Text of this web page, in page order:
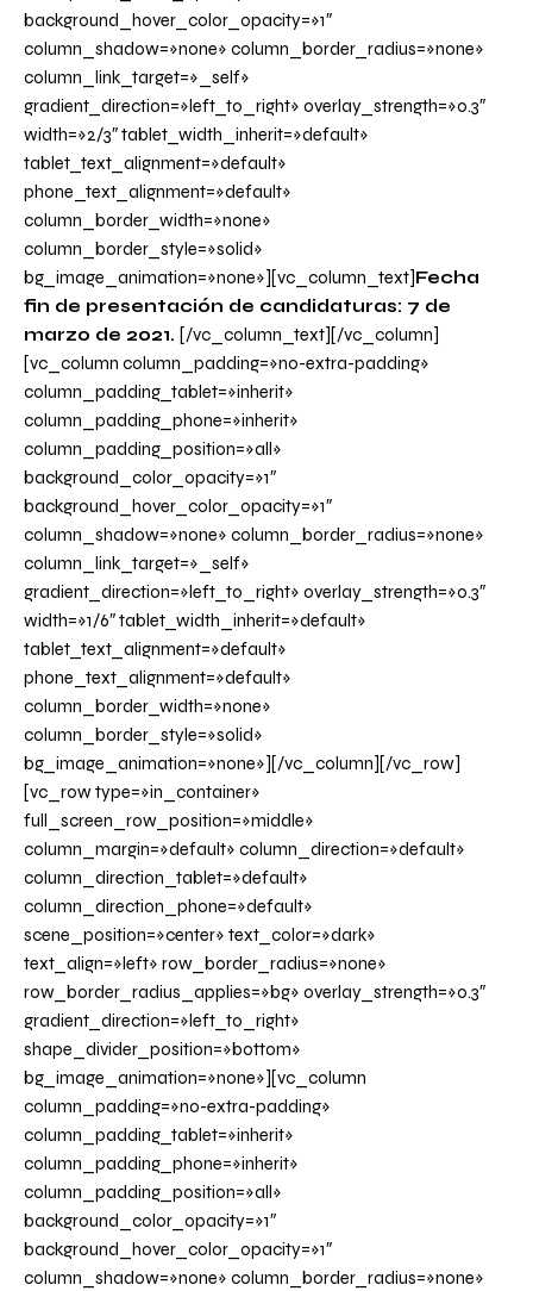
background_hover_color_opacity=»1″
column_shadow=»none» column_border_radius=»none»
column_link_target=»_self»
gradient_direction=»left_to_right» overlay_strength=»0.3″
width=»2/3″ tablet_width_inherit=»default»
tablet_text_alignment=»default»
phone_text_alignment=»default»
column_border_width=»none»
column_border_style=»solid»
bg_image_animation=»none»][vc_column_text]Fecha
fin de presentación de candidaturas: 7 de
marzo de 2021. [/vc_column_text][/vc_column]
[vc_column column_padding=»no-extra-padding»
column_padding_tablet=»inherit»
column_padding_phone=»inherit»
column_padding_position=»all»
background_color_opacity=»1″
background_hover_color_opacity=»1″
column_shadow=»none» column_border_radius=»none»
column_link_target=»_self»
gradient_direction=»left_to_right» overlay_strength=»0.3″
width=»1/6″ tablet_width_inherit=»default»
tablet_text_alignment=»default»
phone_text_alignment=»default»
column_border_width=»none»
column_border_style=»solid»
bg_image_animation=»none»][/vc_column][/vc_row]
[vc_row type=»in_container»
full_screen_row_position=»middle»
column_margin=»default» column_direction=»default»
column_direction_tablet=»default»
column_direction_phone=»default»
scene_position=»center» text_color=»dark»
text_align=»left» row_border_radius=»none»
row_border_radius_applies=»bg» overlay_strength=»0.3″
gradient_direction=»left_to_right»
shape_divider_position=»bottom»
bg_image_animation=»none»][vc_column
column_padding=»no-extra-padding»
column_padding_tablet=»inherit»
column_padding_phone=»inherit»
column_padding_position=»all»
background_color_opacity=»1″
background_hover_color_opacity=»1″
column_shadow=»none» column_border_radius=»none»